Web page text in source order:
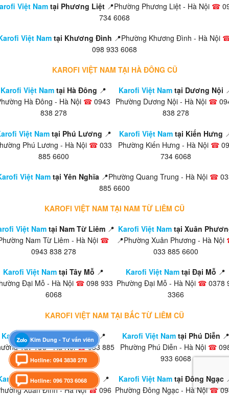
Việt Nam tại Phương Liệt 📍Phường Phương Liệt - Hà Nội ☎
734 6068
Việt Nam tại Khương Đình 📍Phường Khương Đình - Hà Nội
098 933 6068
KAROFI VIỆT NAM TẠI HÀ ĐÔNG CŨ
Karofi Việt Nam tại Hà Đông 📍
Hà Đông - Hà Nội ☎ 0943
838 278
Karofi Việt Nam tại Dương Nội
Phường Dương Nội - Hà Nội ☎
838 278
Việt Namtại Phú Lương 📍
Phú Lương - Hà Nội ☎ 033
885 6600
Karofi Việt Nam tại Kiến Hưng
Phường Kiến Hưng - Hà Nội ☎
734 6068
Việt Namtại Yên Nghĩa 📍Phường Quang Trung - Hà Nội ☎
885 6600
KAROFI VIỆT NAM TẠI NAM TỪ LIÊM CŨ
Việt Namtại Nam Từ Liêm 📍
Nam Từ Liêm - Hà Nội ☎
0943 838 278
Karofi Việt Nam tại Xuân
📍Phường Xuân Phương - Hà Nội
033 885 6600
Karofi Việt Nam tại Tây Mỗ 📍
Đại Mỗ - Hà Nội ☎098 933
6068
Karofi Việt Nam tại Đại Mỗ 📍
Phường Đại Mỗ - Hà Nội ☎0378
3366
KAROFI VIỆT NAM TẠI BẮC TỪ LIÊM CŨ
Karofi Việt Nam tại Tây Tựu📍
Tây Tựu - Hà Nội☎033 885
6600
Karofi Việt Namtại Phú Diễn 📍
Phường Phú Diễn - Hà Nội ☎
933 6068
Việt Nam tại Xuân Đỉnh 📍
Xuân Đỉnh - Hà Nội☎096
Karofi Việt Namtại Đông Ngạc
Phường Đông Ngạc - Hà Nội☎
Kim Dung - Tư vấn viên
Hotline: 094 3838 278
Hotline: 096 703 6068